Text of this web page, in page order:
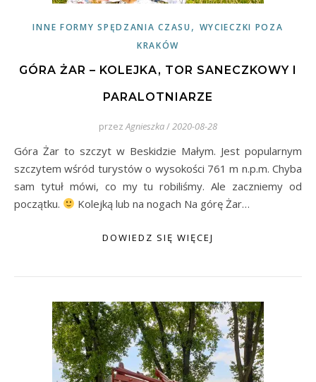
INNE FORMY SPĘDZANIA CZASU , WYCIECZKI POZA
KRAKÓW
GÓRA ŻAR – KOLEJKA, TOR SANECZKOWY I
PARALOTNIARZE
przez Agnieszka/2020-08-28
Góra Żar to szczyt w Beskidzie Małym. Jest popularnym
szczytem wśród turystów o wysokości 761 m n.p.m. Chyba
sam tytuł mówi, co my tu robiliśmy. Ale zaczniemy od
początku.
Kolejką lub na nogach Na górę Żar…
DOWIEDZ SIĘ WIĘCEJ